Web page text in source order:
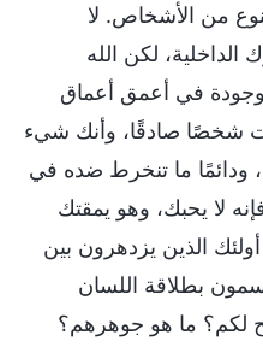
من الأشخاص. لا
الداخلية، لكن الله
في أعمق أعماق
شخصًا صادقًا، وأنك شيء
ودائمًا ما تنخرط ضده في
لا يحبك، وهو يمقتك
الذين يزدهرون بين
بطلاقة اللسان
لكم؟ ما هو جوهرهم؟